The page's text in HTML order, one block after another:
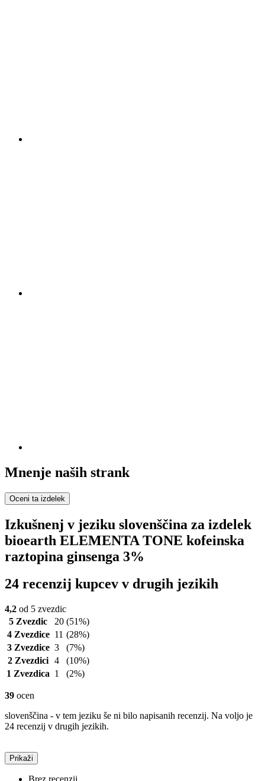
Mnenje naših strank
Oceni ta izdelek
Izkušnenj v jeziku slovenščina za izdelek
bioearth ELEMENTA TONE kofeinska
raztopina ginsenga 3%
24 recenzij kupcev v drugih jezikih
4,2 od 5 zvezdic
5 Zvezdic
20 (51%)
4 Zvezdice 11 (28%)
3 Zvezdice 3
(7%)
2 Zvezdici 4
(10%)
1 Zvezdica 1 (2%)
39 ocen
slovenščina - v tem jeziku še ni bilo napisanih recenzij. Na voljo je
24 recenzij v drugih jezikih.
Prikaži